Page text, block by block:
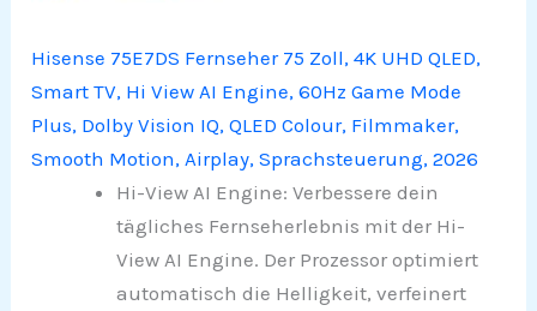
Hisense 75E7DS Fernseher 75 Zoll, 4K UHD QLED,
Smart TV, Hi View AI Engine, 60Hz Game Mode
Plus, Dolby Vision IQ, QLED Colour, Filmmaker,
Smooth Motion, Airplay, Sprachsteuerung, 2026
Hi-View AI Engine: Verbessere dein
tägliches Fernseherlebnis mit der Hi-
View AI Engine. Der Prozessor optimiert
automatisch die Helligkeit, verfeinert